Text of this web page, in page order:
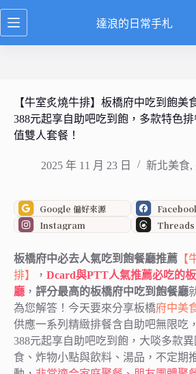
跳
至
達浪的日常手札
【牛室炙燒牛排】板橋府中吃到飽美
388元起享自助吧吃到飽，多款特色
值雙人套餐！
2025 年 11 月 23 日 新北美食,
Google 偏好來源
Instagram
Threads
板橋府中必去人氣吃到飽餐廳推薦 【
排】
， Dcard與PTT人氣推薦必吃的
廳 ， 評分最高的板橋府中吃到飽餐廳
為您解答！今天要來分享板橋府中美
供應一系列精緻排餐含自助吧無限吃
388元起享自助吧吃到飽，大啖多款
食、炸物小點與飲料、湯品，不定期